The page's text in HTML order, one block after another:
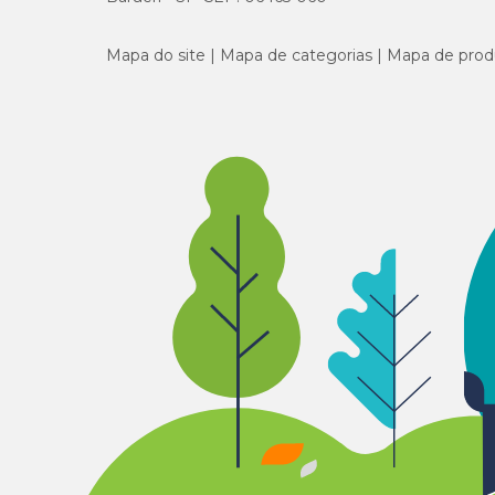
Mapa do site Mapa de categorias Mapa de